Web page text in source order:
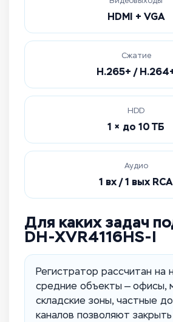
HDMI + VGA
Сжатие
H.265+ /
HDD
1 × до 10 ТБ
Аудио
1 вх / 1 вых RCA
Для каких задач
DH-XVR4116HS-I
Регистратор рассчитан на
средние объекты — офисы,
складские зоны, частные
каналов позволяют